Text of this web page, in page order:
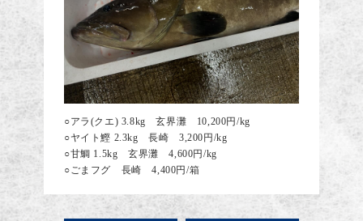
○アラ(クエ) 3.8kg 玄界灘 10,200円/kg
○ヤイト鰹 2.3kg 長崎 3,200円/kg
○甘鯛 1.5kg 玄界灘 4,600円/kg
○ごまフグ 長崎 4,400円/箱